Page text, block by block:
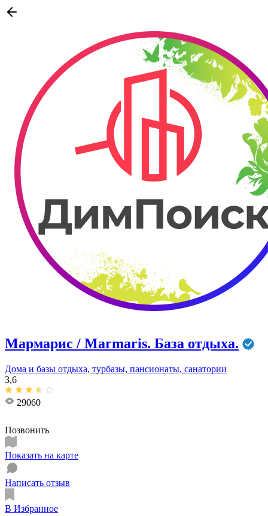
Мармарис / Marmaris. База отдыха.
Дома и базы отдыха, турбазы, пансионаты, санатории
3,6
29060
Позвонить
Показать на карте
Написать отзыв
В Избранное